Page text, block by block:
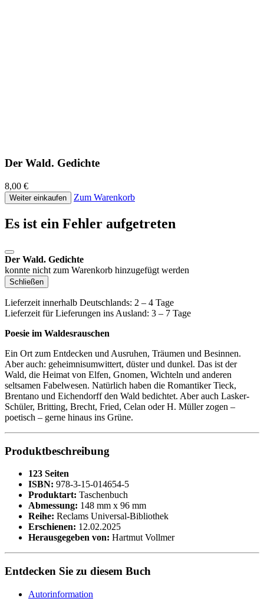
Der Wald. Gedichte
8,00 €
Weiter einkaufen Zum Warenkorb
Es ist ein Fehler aufgetreten
Der Wald. Gedichte
konnte nicht zum Warenkorb hinzugefügt werden
Schließen
Lieferzeit innerhalb Deutschlands: 2 – 4 Tage
Lieferzeit für Lieferungen ins Ausland: 3 – 7 Tage
Poesie im Waldesrauschen
Ein Ort zum Entdecken und Ausruhen, Träumen und Besinnen.
Aber auch: geheimnisumwittert, düster und dunkel. Das ist der
Wald, die Heimat von Elfen, Gnomen, Wichteln und anderen
seltsamen Fabelwesen. Natürlich haben die Romantiker Tieck,
Brentano und Eichendorff den Wald bedichtet. Aber auch Lasker-
Schüler, Britting, Brecht, Fried, Celan oder H. Müller zogen –
poetisch – gerne hinaus ins Grüne.
Produktbeschreibung
123 Seiten
ISBN: 978-3-15-014654-5
Produktart: Taschenbuch
Abmessung: 148 mm x 96 mm
Reihe: Reclams Universal-Bibliothek
Erschienen: 12.02.2025
Herausgegeben von: Hartmut Vollmer
Entdecken Sie zu diesem Buch
Autorinformation